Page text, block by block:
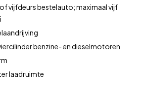
vijfdeurs bestelauto; maximaal vijf
benzine- en dieselmotoren
laadruimte